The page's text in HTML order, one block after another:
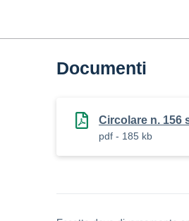
Documenti
Circolare n. 156
pdf - 185 kb